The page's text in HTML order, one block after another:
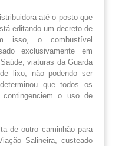
até o posto que
editando um decreto de
isso, o combustível
exclusivamente em
viaturas da Guarda
lixo, não podendo ser
que todos os
contingenciem o uso de
de outro caminhão para
Salineira, custeado